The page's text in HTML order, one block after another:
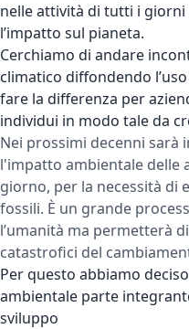
nelle attività di tutti i
l’impatto sul pianeta.
Cerchiamo di andare
climatico diffondendo
fare la differenza per
individui in modo tale da
Nei prossimi decenni
l'impatto ambientale delle
giorno, per la necessità di
fossili. È un grande
l’umanità ma permetterà
catastrofici del
Per questo abbiamo
ambientale parte
sviluppo